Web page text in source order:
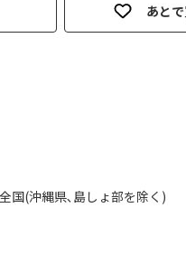
あと
国(沖縄県､島しょ部を除く)